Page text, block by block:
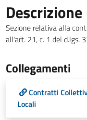
Descrizione
Sezione relativa alla
all'art. 21, c. 1 del d.lgs.
Collegamenti
Contratti
Locali